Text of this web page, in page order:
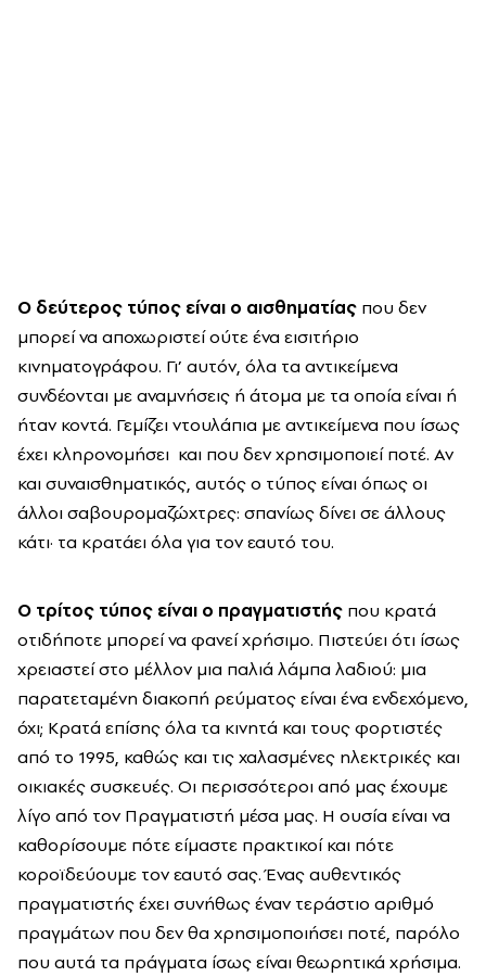
Ο δεύτερος τύπος είναι ο αισθηματίας που δεν
μπορεί να αποχωριστεί ούτε ένα εισιτήριο
κινηματογράφου. Γι’ αυτόν, όλα τα αντικείμενα
συνδέονται με αναμνήσεις ή άτομα με τα οποία είναι ή
ήταν κοντά. Γεμίζει ντουλάπια με αντικείμενα που ίσως
έχει κληρονομήσει και που δεν χρησιμοποιεί ποτέ. Αν
και συναισθηματικός, αυτός ο τύπος είναι όπως οι
άλλοι σαβουρομαζώχτρες: σπανίως δίνει σε άλλους
κάτι· τα κρατάει όλα για τον εαυτό του.
Ο τρίτος τύπος είναι ο πραγματιστής που κρατά
οτιδήποτε μπορεί να φανεί χρήσιμο. Πιστεύει ότι ίσως
χρειαστεί στο μέλλον μια παλιά λάμπα λαδιού: μια
παρατεταμένη διακοπή ρεύματος είναι ένα ενδεχόμενο,
όχι; Κρατά επίσης όλα τα κινητά και τους φορτιστές
από το 1995, καθώς και τις χαλασμένες ηλεκτρικές και
οικιακές συσκευές. Οι περισσότεροι από μας έχουμε
λίγο από τον Πραγματιστή μέσα μας. Η ουσία είναι να
καθορίσουμε πότε είμαστε πρακτικοί και πότε
κοροϊδεύουμε τον εαυτό σας. Ένας αυθεντικός
πραγματιστής έχει συνήθως έναν τεράστιο αριθμό
πραγμάτων που δεν θα χρησιμοποιήσει ποτέ, παρόλο
που αυτά τα πράγματα ίσως είναι θεωρητικά χρήσιμα.